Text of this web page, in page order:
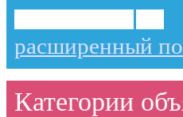
расширенный
Категории